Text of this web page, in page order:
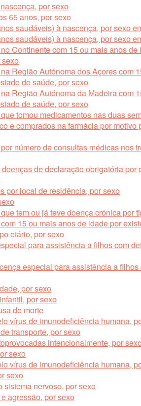
por sexo
65 anos, por sexo
saudáveis) à nascença, por sexo
saudáveis) à nascença, por sexo
Continente com 15 ou mais anos
Região Autónoma dos Açores com
de saúde, por sexo
Região Autónoma da Madeira com
de saúde, por sexo
tomou medicamentos nas duas
e comprados na farmácia por motivo
número de consultas médicas nos
de declaração obrigatória por
por local de residência, por sexo
tem ou já teve doença crónica por
15 ou mais anos de idade por
etário, por sexo
para assistência a filhos com
especial para assistência a
por sexo
por sexo
de morte
vírus de imunodeficiência humana,
transporte, por sexo
intencionalmente, por sexo
sexo
vírus de imunodeficiência humana,
sexo
sistema nervoso, por sexo
agressão, por sexo